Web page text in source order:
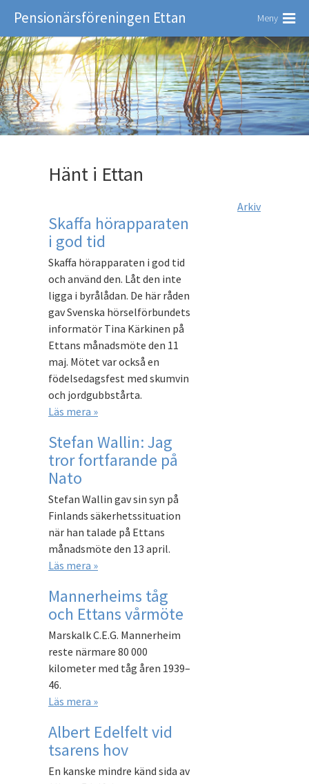
Pensionärsföreningen Ettan Meny
Hänt i Ettan
Arkiv
Skaffa hörapparaten
i god tid
Skaffa hörapparaten i god tid
och använd den. Låt den inte
ligga i byrålådan. De här råden
gav Svenska hörselförbundets
informatör Tina Kärkinen på
Ettans månadsmöte den 11
maj. Mötet var också en
födelsedagsfest med skumvin
och jordgubbstårta.
Läs mera »
Stefan Wallin: Jag
tror fortfarande på
Nato
Stefan Wallin gav sin syn på
Finlands säkerhetssituation
när han talade på Ettans
månadsmöte den 13 april.
Läs mera »
Mannerheims tåg
och Ettans vårmöte
Marskalk C.E.G. Mannerheim
reste närmare 80 000
kilometer med tåg åren 1939–
46.
Läs mera »
Albert Edelfelt vid
tsarens hov
En kanske mindre känd sida av